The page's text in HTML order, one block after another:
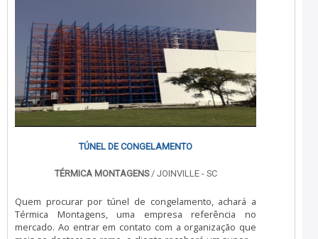
sempre deve-se buscar uma empresa que tenha
produtos e serviços com ótima qualidade e proteção,
detalhes que passam despercebidos em outras
companhias e podem gerar prejuízos futuros para os
clientes.É importante lembrar que o produto deve
sempre ser adquirido com companhias especializadas
no segmento. Esse tipo de cuidado ajuda a garantir a
qualidade e durabilidade dos materiais, além de evitar
prejuízos com substituições frequentes de produtos
Assim, é possível poupar gastos
Térmica Montagens ter se tornado destaque quando
produtos de qualidade. Alguns desses motivos são:
Atendimento personalizado; Profissionais com vasta
experiência na área de atuação; Diversas opções de
pagamento disponíveis; Comprometimento com o
TÚNEL DE CONGELAMENTO
TÉRMICA MONTAGENS/ JOINVILLE - SC
Quem procurar por túnel de congelamento, achará a
Térmica Montagens, uma empresa referência no
mercado. Ao entrar em contato com a organização que